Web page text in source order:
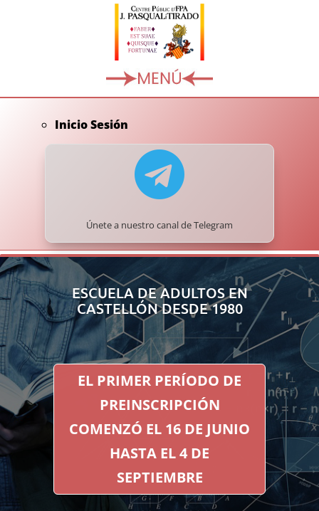
Inicio Sesión

Únete a nuestro canal de Telegram
ESCUELA DE ADULTOS EN
CASTELLÓN DESDE 1980
EL PRIMER PERÍODO DE
PREINSCRIPCIÓN
COMENZÓ EL 16 DE JUNIO
HASTA EL 4 DE
SEPTIEMBRE